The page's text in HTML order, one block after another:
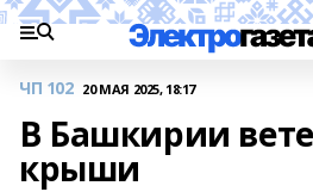
ЧП 102 20 МАЯ 2025, 18:17
В Башкирии
крыши